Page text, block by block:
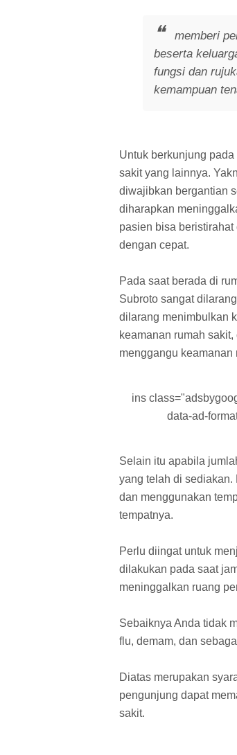
memberi
beserta
fungsi dan
kemampuan
Untuk berkunjung
sakit yang lainnya.
diwajibkan bergantian
diharapkan
pasien bisa
dengan cepat.
Pada saat berada di
Subroto sangat
dilarang menimbulkan
keamanan rumah
menggangu
ins
data-ad-
Selain itu apabila
yang telah di sediakan.
dan menggunakan
tempatnya.
Perlu diingat untuk
dilakukan pada saat
meninggalkan ruang
Sebaiknya Anda tidak
flu, demam, dan
Diatas merupakan
pengunjung dapat
sakit.